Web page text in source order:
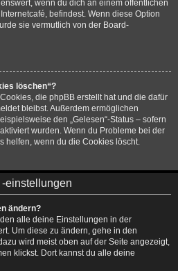
wenn du dich an einem öffentlichen
befindest. Wenn diese Option
sie vermutlich von der Board-
löschen“?
die phpBB erstellt hat und die dafür
bleibst. Außerdem ermöglichen
den „Gelesen“-Status – sofern
wurden. Wenn du Probleme bei der
helfen, wenn du die Cookies löscht.
einstellungen
ändern?
alle deine Einstellungen in der
Um diese zu ändern, gehe in den
wird meist oben auf der Seite angezeigt,
klickst. Dort kannst du alle deine